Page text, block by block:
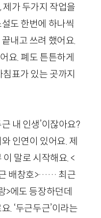
제가 두가지 작업을
도 한번에 하나씩
내고 쓰려 했어요.
요. 폐도 튼튼하게
표가 있는 곳까지
내 인생’이잖아요?
인연이 있어요. 제
말로 시작해요. <
배창호>…… 최근
>에도 등장하던데
. ‘두근두근’이라는